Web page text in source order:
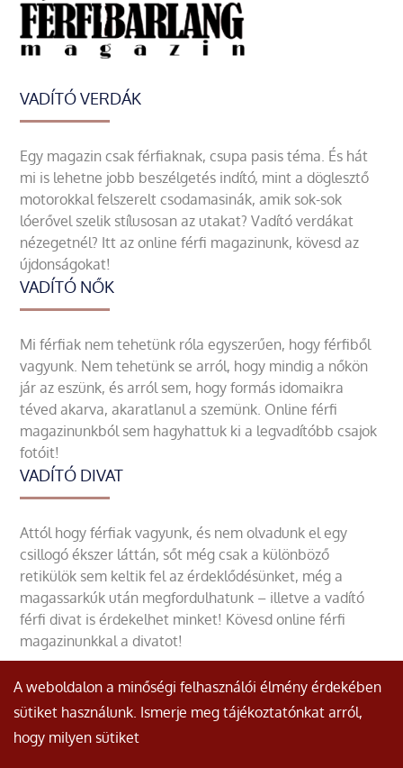
VADÍTÓ VERDÁK
Egy magazin csak férfiaknak, csupa pasis téma. És hát
mi is lehetne jobb beszélgetés indító, mint a döglesztő
motorokkal felszerelt csodamasinák, amik sok-sok
lóerővel szelik stílusosan az utakat? Vadító verdákat
nézegetnél? Itt az online férfi magazinunk, kövesd az
újdonságokat!
VADÍTÓ NŐK
Mi férfiak nem tehetünk róla egyszerűen, hogy férfiből
vagyunk. Nem tehetünk se arról, hogy mindig a nőkön
jár az eszünk, és arról sem, hogy formás idomaikra
téved akarva, akaratlanul a szemünk. Online férfi
magazinunkból sem hagyhattuk ki a legvadítóbb csajok
fotóit!
VADÍTÓ DIVAT
Attól hogy férfiak vagyunk, és nem olvadunk el egy
csillogó ékszer láttán, sőt még csak a különböző
retikülök sem keltik fel az érdeklődésünket, még a
magassarkúk után megfordulhatunk – illetve a vadító
férfi divat is érdekelhet minket! Kövesd online férfi
magazinunkkal a divatot!
© Minden jog fenntartva.
A weboldalon a minőségi felhasználói élmény érdekében
sütiket használunk. Ismerje meg tájékoztatónkat arról,
hogy milyen sütiket